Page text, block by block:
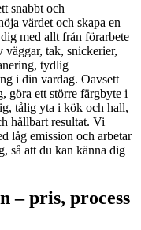
snabbt och
värdet och skapa en
med allt från förarbete
tak, snickerier,
tydlig
i din vardag. Oavsett
göra ett större färgbyte i
tålig yta i kök och hall,
hållbart resultat. Vi
låg emission och arbetar
så att du kan känna dig
– pris, process